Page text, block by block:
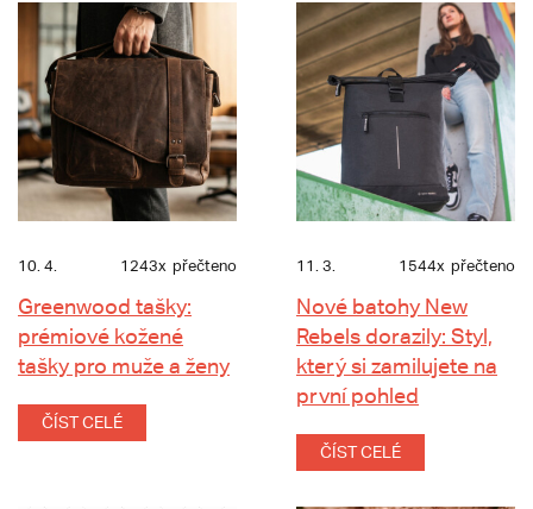
10. 4. 1243x přečteno
Greenwood tašky:
prémiové kožené
tašky pro muže a ženy
ČÍST CELÉ
11. 3. 1544x přečteno
Nové batohy New
Rebels dorazily: Styl,
který si zamilujete na
první pohled
ČÍST CELÉ